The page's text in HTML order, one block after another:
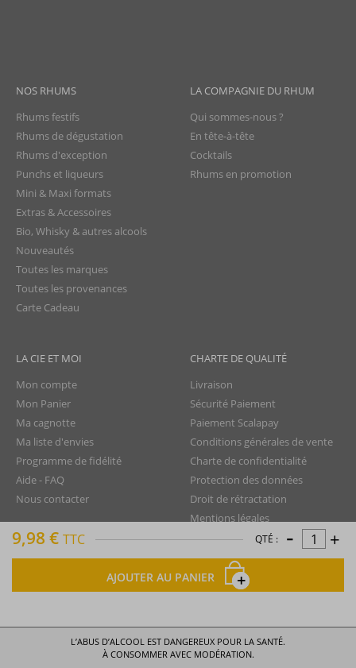
9,98 € TTC QTÉ : - +
AJOUTER AU PANIER
NOS RHUMS
Rhums festifs
Rhums de dégustation
Rhums d'exception
Punchs et liqueurs
Mini & Maxi formats
Extras & Accessoires
Bio, Whisky & autres alcools
Nouveautés
Toutes les marques
Toutes les provenances
Carte Cadeau
LA COMPAGNIE DU RHUM
Qui sommes-nous ?
En tête-à-tête
Cocktails
Rhums en promotion
LA CIE ET MOI
Mon compte
Mon Panier
Ma cagnotte
Ma liste d'envies
Programme de fidélité
Aide - FAQ
Nous contacter
CHARTE DE QUALITÉ
Livraison
Sécurité Paiement
Paiement Scalapay
Conditions générales de vente
Charte de confidentialité
Protection des données
Droit de rétractation
Mentions légales
Plan du site
L’ABUS D’ALCOOL EST DANGEREUX POUR LA SANTÉ.
À CONSOMMER AVEC MODÉRATION.